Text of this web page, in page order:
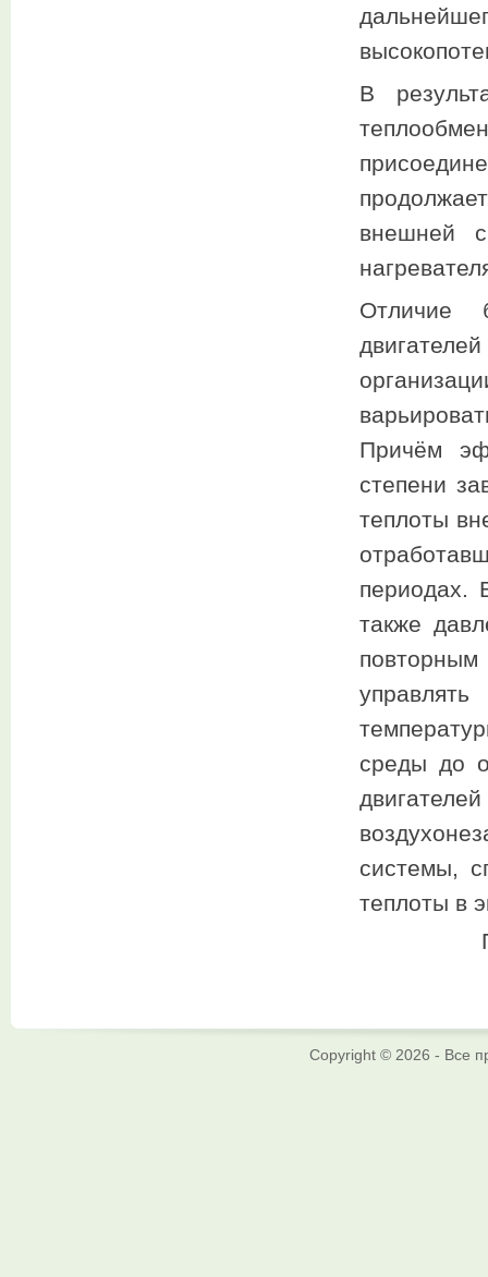
В
внешней
Отличие
Причём
степени
теплоты
периодах.
также
среды до
системы,
теплоты в
Copyright © 2026 - Все